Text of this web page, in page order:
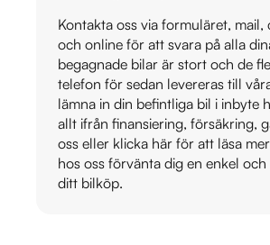
Kontakta oss via formuläret,
och online för att svara på alla
begagnade bilar är stort och de
telefon för sedan levereras till
lämna in din befintliga bil i inbyte
allt ifrån finansiering, försäkring,
oss eller klicka här för att läsa
hos oss förvänta dig en enkel
ditt bilköp.